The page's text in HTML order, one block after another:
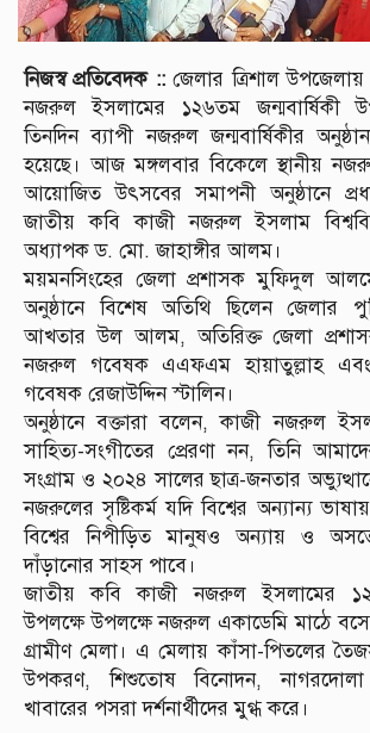
নিজস্ব প্রতিবেদক ::জেলার ত্রিশাল
নজরুল ইসলামের ১২৬তম জন্মবার্ষিকী
তিনদিন ব্যাপী নজরুল জন্মবার্ষিকীর
হয়েছে। আজ মঙ্গলবার বিকেলে স্থানীয়
আয়োজিত উৎসবের সমাপনী অনুষ্ঠানে
জাতীয় কবি কাজী নজরুল ইসলাম
অধ্যাপক ড. মো. জাহাঙ্গীর আলম।
ময়মনসিংহের জেলা প্রশাসক মুফিদুল
অনুষ্ঠানে বিশেষ অতিথি ছিলেন জেলার
আখতার উল আলম, অতিরিক্ত জেলা
নজরুল গবেষক এএফএম হায়াতুল্লাহ
গবেষক রেজাউদ্দিন স্টালিন।
অনুষ্ঠানে বক্তারা বলেন, কাজী নজরুল
সাহিত্য-সংগীতের প্রেরণা নন, তিনি
সংগ্রাম ও ২০২৪ সালের ছাত্র-জনতার
নজরুলের সৃষ্টিকর্ম যদি বিশ্বের অন্যান্য
বিশ্বের নিপীড়িত মানুষও অন্যায় ও
দাঁড়ানোর সাহস পাবে।
জাতীয় কবি কাজী নজরুল ইসলামের
উপলক্ষে উপলক্ষে নজরুল একাডেমি মাঠে
গ্রামীণ মেলা। এ মেলায় কাঁসা-পিতলের
উপকরণ, শিশুতোষ বিনোদন, নাগরদোলা
খাবারের পসরা দর্শনার্থীদের মুগ্ধ করে।